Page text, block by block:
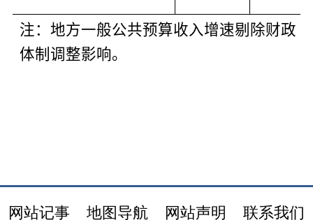
注：地方一般公共预算收入增速剔除财政
体制调整影响。
网站记事 地图导航 网站声明 联系我们